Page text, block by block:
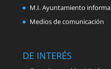
M.I. Ayuntamiento informa
Medios de comunicación
DE INTERÉS